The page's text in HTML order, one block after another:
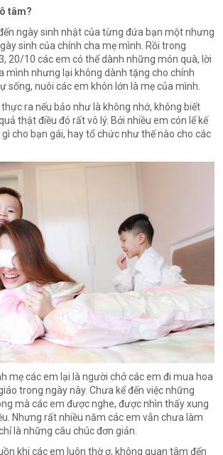
tâm?
ngày sinh nhật của từng đứa bạn một nhưng
sinh của chính cha mẹ mình. Rồi trong
20/10 các em có thể dành những món quà, lời
mình nhưng lại không dành tặng cho chính
sống, nuôi các em khôn lớn là mẹ của mình.
ra nếu bảo như là không nhớ, không biết
thật điều đó rất vô lý. Bởi nhiều em cón lế kế
cho bạn gái, hay tổ chức như thế nào cho các
mẹ các em lại là người chở các em đi mua hoa
trong ngày này. Chưa kể đến việc những
mà các em được nghe, được nhìn thấy xung
Nhưng rất nhiều năm các em vẫn chưa làm
là những câu chúc đơn giản.
khi các em luôn thờ ơ, không quan tâm đến